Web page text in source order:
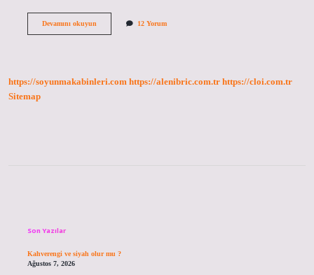
Devamını okuyunHangi
12 Yorum
https://soyunmakabinleri.com https://alenibric.com.tr https://cloi.com.tr
Sitemap
Son Yazılar
Kahverengi ve siyah olur mu ?
Ağustos 7, 2026